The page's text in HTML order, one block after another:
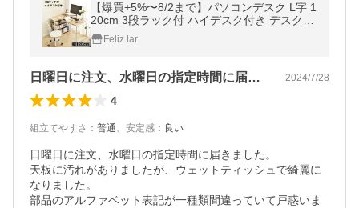
【爆買+5%〜8/2まで】パソコンデスク L字 1
20cm 3段ラック付 ハイデスク付き デスク木
製 ミシン台 書斎机 勉強机 ゲーミングデスク
学習机 おしゃれ ワー
Feliz lar
日曜日に注文、水曜日の指定時間に届きま… 2024/7/28
4
組立てやすさ ： 普通、 安定感 ： 良い
日曜日に注文、水曜日の指定時間に届きました。
天板に汚れがありましたが、ウェットティッシュで綺麗に
なりました。
部品のアルファベット表記が一種類間違っていて戸惑いま